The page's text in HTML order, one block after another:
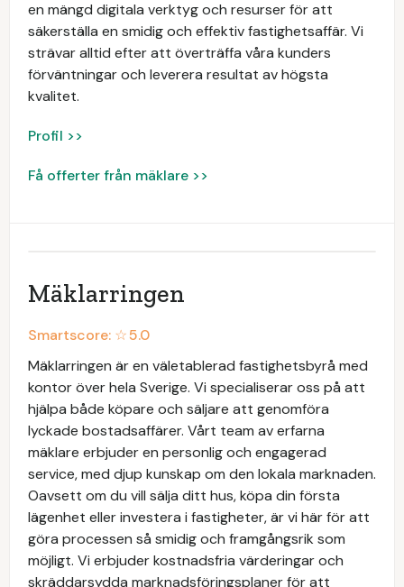
en mängd digitala verktyg och resurser för att
säkerställa en smidig och effektiv fastighetsaffär. Vi
strävar alltid efter att överträffa våra kunders
förväntningar och leverera resultat av högsta
kvalitet.
Profil >>
Få offerter från mäklare >>
Mäklarringen
Smartscore: ☆5.0
Mäklarringen är en väletablerad fastighetsbyrå med
kontor över hela Sverige. Vi specialiserar oss på att
hjälpa både köpare och säljare att genomföra
lyckade bostadsaffärer. Vårt team av erfarna
mäklare erbjuder en personlig och engagerad
service, med djup kunskap om den lokala marknaden.
Oavsett om du vill sälja ditt hus, köpa din första
lägenhet eller investera i fastigheter, är vi här för att
göra processen så smidig och framgångsrik som
möjligt. Vi erbjuder kostnadsfria värderingar och
skräddarsydda marknadsföringsplaner för att